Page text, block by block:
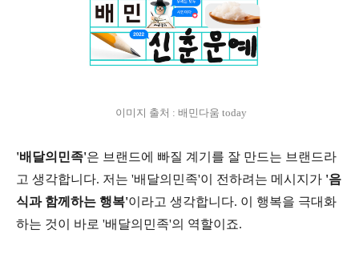
이미지 출처 : 배민다움 today
'배달의민족'은 브랜드에 빠질 계기를 잘 만드는 브랜드라
고 생각합니다. 저는 '배달의민족'이 전하려는 메시지가 '음
식과 함께하는 행복'이라고 생각합니다. 이 행복을 극대화
하는 것이 바로 '배달의민족'의 역할이죠.